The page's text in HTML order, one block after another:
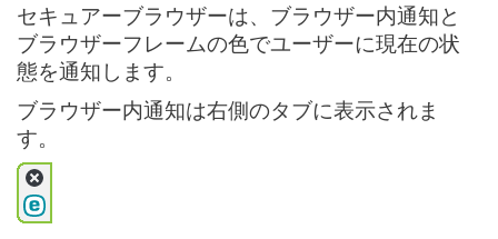
セキュアーブラウザーは、ブラウザー内通知と
ブラウザーフレームの色でユーザーに現在の状
態を通知します。
ブラウザー内通知は右側のタブに表示されま
す。